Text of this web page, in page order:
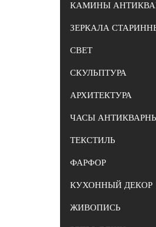
КАМИНЫ
ЗЕРКАЛА
СВЕТ
СКУЛЬПТУРА
АРХИТЕКТУРА
ЧАСЫ
ТЕКСТИЛЬ
ФАРФОР
КУХОННЫЙ ДЕКОР
ЖИВОПИСЬ